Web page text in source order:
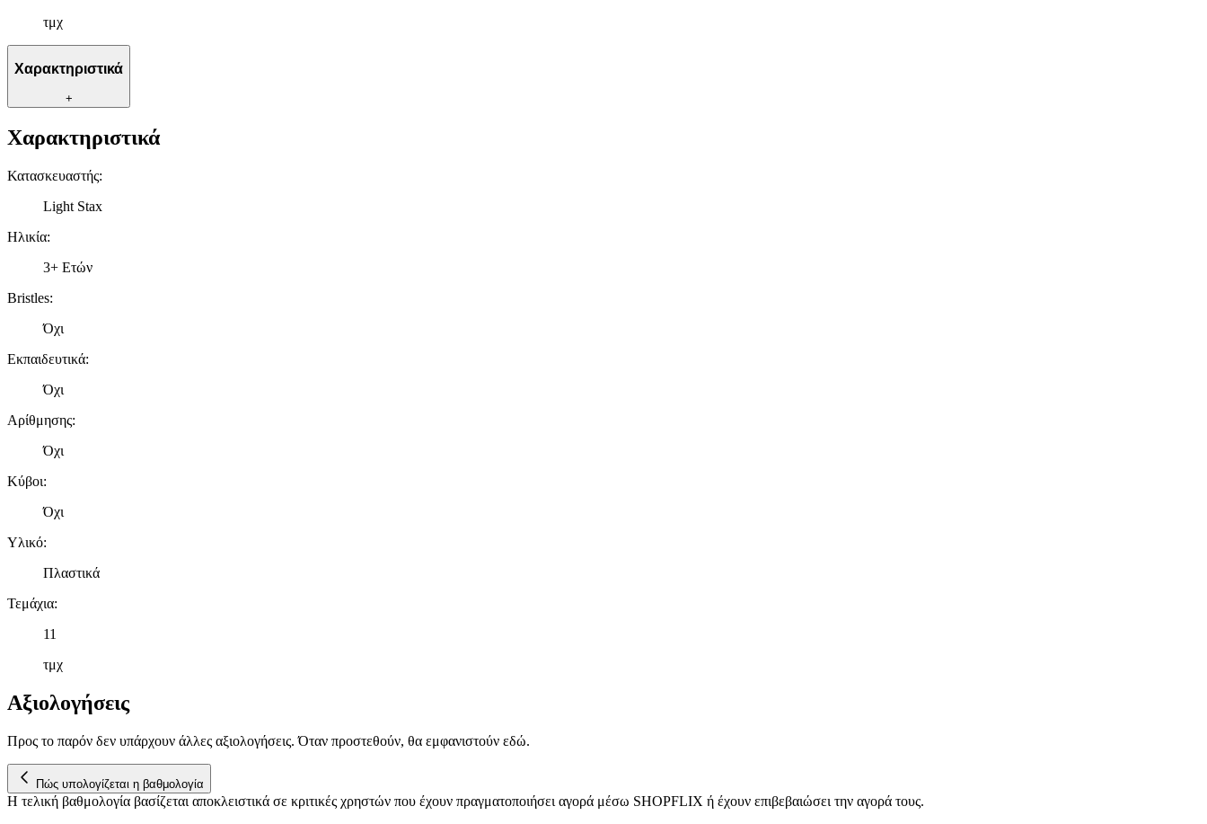
τμχ
Χαρακτηριστικά
+
Χαρακτηριστικά
Κατασκευαστής:
Light Stax
Ηλικία:
3+ Ετών
Bristles:
Όχι
Εκπαιδευτικά:
Όχι
Αρίθμησης:
Όχι
Κύβοι:
Όχι
Υλικό:
Πλαστικά
Τεμάχια:
11
τμχ
Αξιολογήσεις
Προς το παρόν δεν υπάρχουν άλλες αξιολογήσεις. Όταν προστεθούν, θα εμφανιστούν εδώ.
Πώς υπολογίζεται η βαθμολογία
Η τελική βαθμολογία βασίζεται αποκλειστικά σε κριτικές χρηστών που έχουν πραγματοποιήσει αγορά μέσω SHOPFLIX ή έχουν επιβεβαιώσει την αγορά τους.